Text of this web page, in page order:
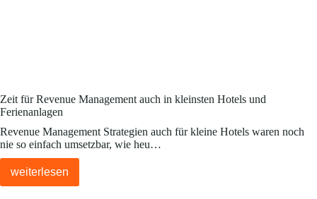
Zeit für Revenue Management auch in kleinsten Hotels und
Ferienanlagen
Revenue Management Strategien auch für kleine Hotels waren noch
nie so einfach umsetzbar, wie heu…
weiterlesen